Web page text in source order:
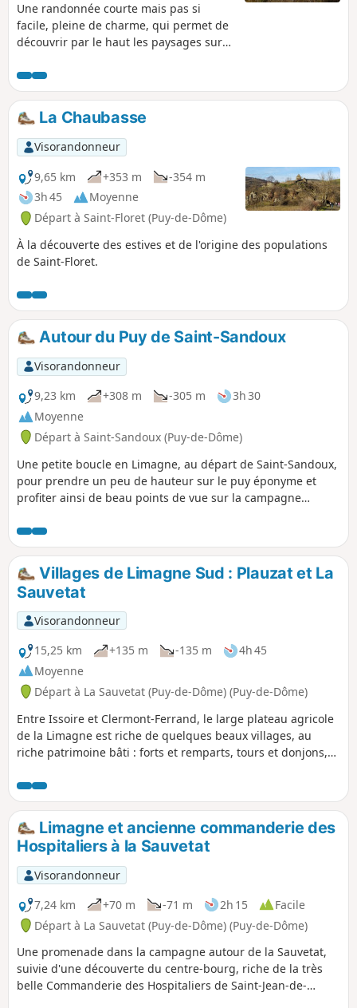
Une randonnée courte mais pas si
facile, pleine de charme, qui permet de
découvrir par le haut les paysages sur
La Chaubasse
Visorandonneur
9,65 km
+353 m
-354 m
3h 45
Moyenne
Départ à Saint-Floret (Puy-de-Dôme)
À la découverte des estives et de l'origine des populations
de Saint-Floret.
Autour du Puy de Saint-Sandoux
Visorandonneur
9,23 km
+308 m -305 m
3h 30
Moyenne
Départ à Saint-Sandoux (Puy-de-Dôme)
Une petite boucle en Limagne, au départ de Saint-Sandoux,
pour prendre un peu de hauteur sur le puy éponyme et
profiter ainsi de beau points de vue sur la campagne
Villages de Limagne Sud : Plauzat et La
Sauvetat
Visorandonneur
15,25 km
+135 m -135 m
4h 45
Moyenne
Départ à La Sauvetat (Puy-de-Dôme) (Puy-de-Dôme)
Entre Issoire et Clermont-Ferrand, le large plateau agricole
de la Limagne est riche de quelques beaux villages, au
riche patrimoine bâti : forts et remparts, tours et donjons,
Limagne et ancienne commanderie des
Hospitaliers à la Sauvetat
Visorandonneur
7,24 km
+70 m -71 m 2h 15
Facile
Départ à La Sauvetat (Puy-de-Dôme) (Puy-de-Dôme)
Une promenade dans la campagne autour de la Sauvetat,
suivie d'une découverte du centre-bourg, riche de la très
belle Commanderie des Hospitaliers de Saint-Jean-de-